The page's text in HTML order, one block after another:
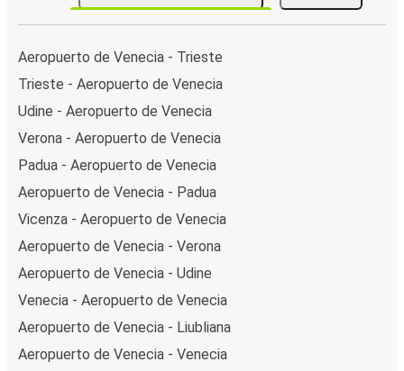
Aeropuerto de Venecia - Trieste
Trieste - Aeropuerto de Venecia
Udine - Aeropuerto de Venecia
Verona - Aeropuerto de Venecia
Padua - Aeropuerto de Venecia
Aeropuerto de Venecia - Padua
Vicenza - Aeropuerto de Venecia
Aeropuerto de Venecia - Verona
Aeropuerto de Venecia - Udine
Venecia - Aeropuerto de Venecia
Aeropuerto de Venecia - Liubliana
Aeropuerto de Venecia - Venecia